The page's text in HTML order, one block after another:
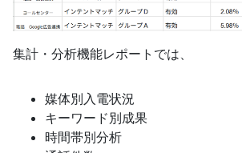
集計・分析機能レポートでは、
媒体別入電状況
キーワード別成果
時間帯別分析